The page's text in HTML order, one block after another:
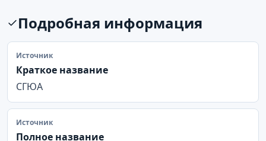
Подробная информация
Источник
Краткое название
СГЮА
Источник
Полное название